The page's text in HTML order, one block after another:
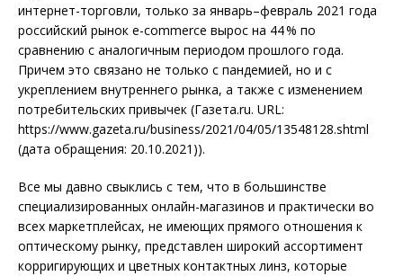
интернет-торговли, только за январь–февраль 2021 года
российский рынок e-commerce вырос на 44 % по
сравнению с аналогичным периодом прошлого года.
Причем это связано не только с пандемией, но и с
укреплением внутреннего рынка, а также с изменением
потребительских привычек (Газета.ru. URL:
https://www.gazeta.ru/business/2021/04/05/13548128.shtml
(дата обращения: 20.10.2021)).
Все мы давно свыклись с тем, что в большинстве
специализированных онлайн-магазинов и практически во
всех маркетплейсах, не имеющих прямого отношения к
оптическому рынку, представлен широкий ассортимент
корригирующих и цветных контактных линз, которые